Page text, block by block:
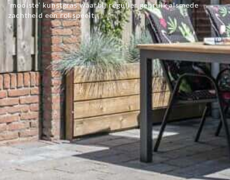
'mooiste' kunstgras waarbij regulier gebruik alsmede
zachtheid een rol speelt.